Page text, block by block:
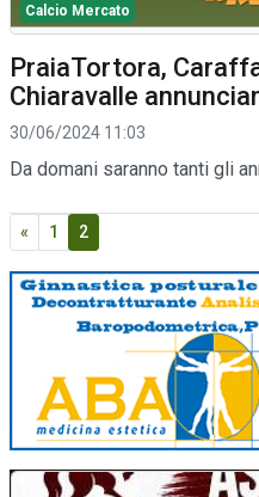
Calcio Mercato
PraiaTortora,
Chiaravalle
30/06/2024 11:03
Da domani saranno tanti gli
« 1 2